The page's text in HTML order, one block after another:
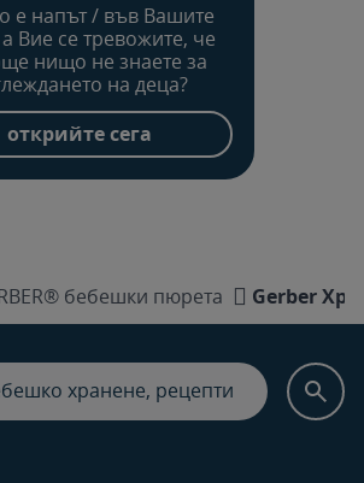
е напът / във Вашите
Вие се тревожите, че
нищо не знаете за
на деца?
открийте сега
бебешки пюрета Gerber